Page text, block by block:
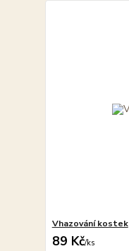
Vhazování kostek
89 Kč/ks